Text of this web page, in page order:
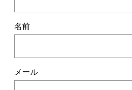
名前
メール